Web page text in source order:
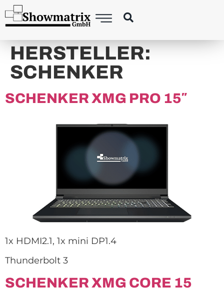
HERSTELLER:
SCHENKER
SCHENKER XMG PRO 15″
1x HDMI2.1, 1x mini DP1.4
Thunderbolt 3
SCHENKER XMG CORE 15